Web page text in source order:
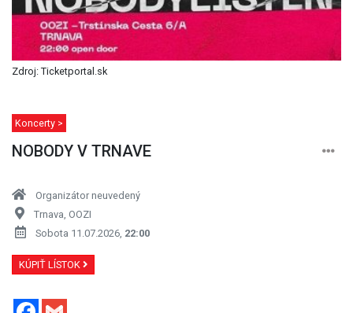
Zdroj: Ticketportal.sk
Koncerty >
NOBODY V TRNAVE
Organizátor neuvedený
Trnava, OOZI
Sobota 11.07.2026, 22:00
KÚPIŤ LÍSTOK
Facebook